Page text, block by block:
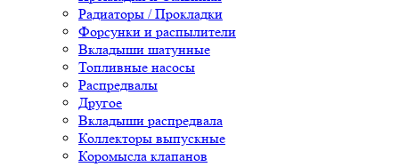
Радиаторы / Прокладки
Форсунки и распылители
Вкладыши шатунные
Топливные насосы
Распредвалы
Другое
Вкладыши распредвала
Коллекторы выпускные
Коромысла клапанов